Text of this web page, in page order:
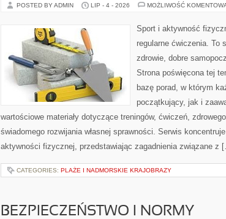
POSTED BY ADMIN LIP - 4 - 2026 MOŻLIWOŚĆ
Sport i aktywność
regularne ćwiczenia. To
zdrowie, dobre
Strona poświęcona tej
bazę porad, w którym
początkujący, jak i
wartościowe materiały dotyczące treningów, ćwiczeń,
świadomego rozwijania własnej sprawności. Serwis
aktywności fizycznej, przedstawiając zagadnienia związane z
CATEGORIES: PLAŻE I NADMORSKIE KRAJOBRAZY
BEZPIECZEŃSTWO I NORMY